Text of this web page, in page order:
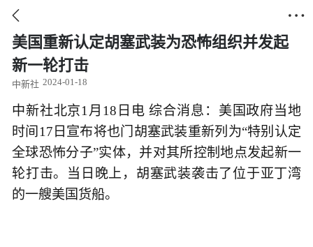
 
美国重新认定胡塞武装为恐怖组织并发起
新一轮打击
中新社 2024-01-18
中新社北京1月18日电 综合消息：美国政府当地
时间17日宣布将也门胡塞武装重新列为“特别认定
全球恐怖分子”实体，并对其所控制地点发起新一
轮打击。当日晚上，胡塞武装袭击了位于亚丁湾
的一艘美国货船。